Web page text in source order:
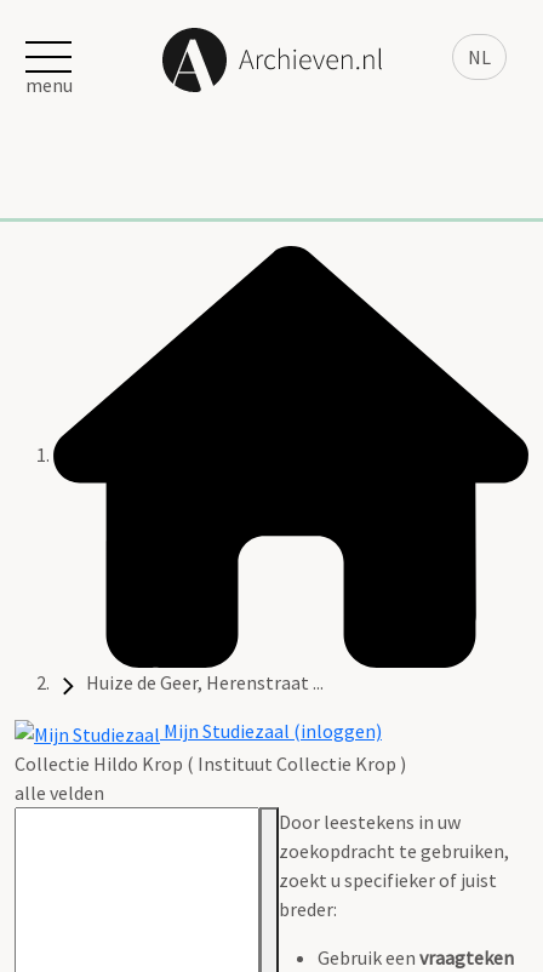
NL
menu
Huize de Geer, Herenstraat ...
Mijn Studiezaal (inloggen)
Collectie Hildo Krop ( Instituut Collectie Krop )
alle velden
Door leestekens in uw
zoekopdracht te gebruiken,
zoekt u specifieker of juist
breder:
Gebruik een vraagteken